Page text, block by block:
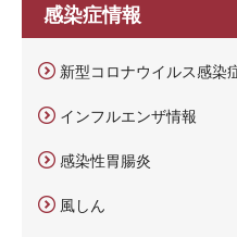
感染症情報
新型コロナウイルス感染
インフルエンザ情報
感染性胃腸炎
風しん